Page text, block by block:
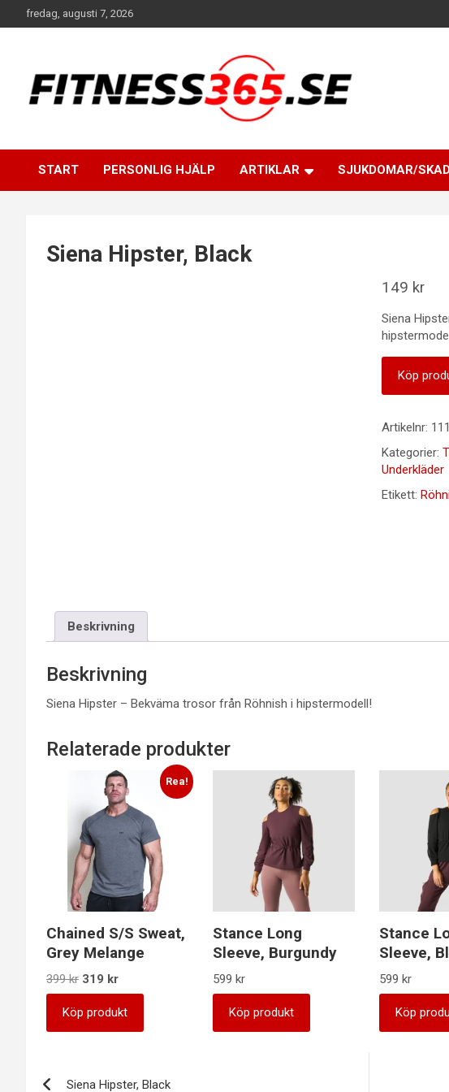
Hoppa
till
fredag, augusti 7, 2026
FITNESS365
START PERSONLIG HJÄLP ARTIKLAR SJUKDOMAR/
Siena Hipster, Black
149 kr
Siena
Köp
Artikelnr:
Kategorier:
Underkläder
Etikett:
Beskrivning
Beskrivning
Siena Hipster – Bekväma trosor från Röhnish i hipstermodell!
Relaterade produkter
Rea!
Chained S/S Sweat,
Grey Melange
399kr Det
ursprungliga
priset
var:
319 krDet
nuvarande
priset
är:
Köp produkt
Stance Long
Sleeve, Burgundy
599kr
Köp produkt
Stance
Sleeve,
599kr
Köp
Siena Hipster, Black